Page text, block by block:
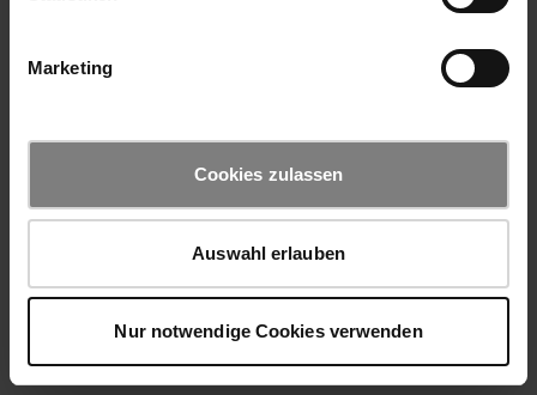
Marketing
Cookies zulassen
Auswahl erlauben
Nur notwendige Cookies verwenden